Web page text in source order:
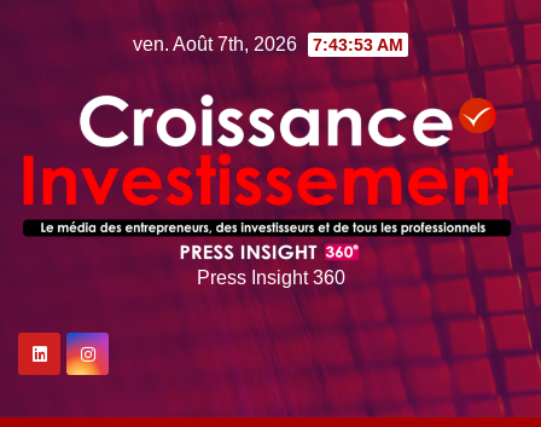
ven. Août 7th, 2026 7:43:54 AM
Press Insight 360